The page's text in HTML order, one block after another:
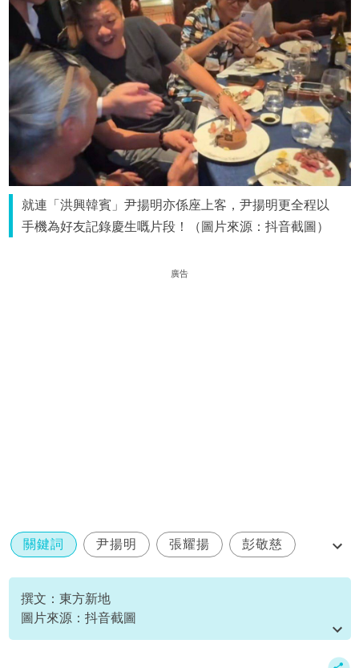
就連「洪興韓賓」尹揚明亦係座上客，尹揚明更全程以
手機為好友記錄慶生嘅片段！（圖片來源：抖音截圖）
廣告
關鍵詞 尹揚明 張耀揚 彭敬慈
慶生
撰文：東方新地
圖片來源：抖音截圖
資料或影片來源：原文刊於新假期